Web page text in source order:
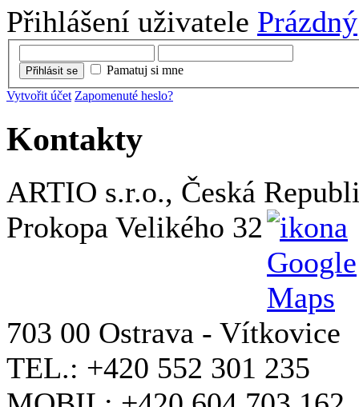
Přihlášení uživatele Prázdný
Přihlásit se
Pamatuj si mne
Vytvořit účet Zapomenuté heslo?
Kontakty
ARTIO s.r.o., Česká
Prokopa Velikého 32
703 00 Ostrava - Vítkovice
TEL.: +420 552 301 235